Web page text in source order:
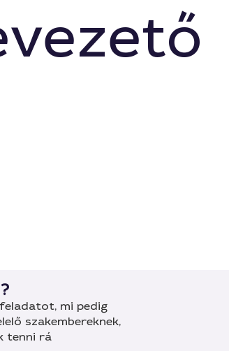
mi pedig
szakembereknek,
tenni rá